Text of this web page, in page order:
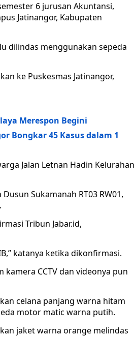
6 jurusan Akuntansi,
Jatinangor, Kabupaten
dilindas menggunakan sepeda
ke Puskesmas Jatinangor,
Merespon Begini
Bongkar 45 Kasus dalam 1
Jalan Letnan Hadin Kelurahan
Sukamanah RT03 RW01,
Tribun Jabar.id,
katanya ketika dikonfirmasi.
CCTV dan videonya pun
celana panjang warna hitam
motor matic warna putih.
jaket warna orange melindas